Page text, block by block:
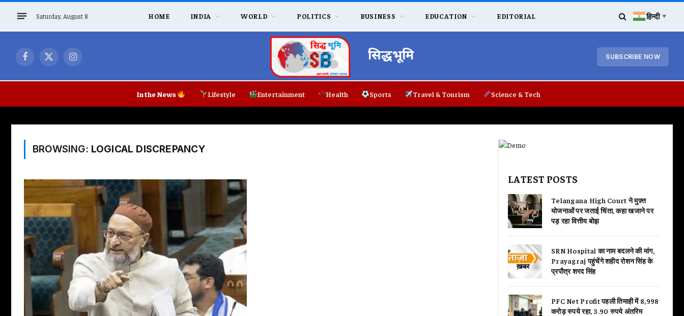
Saturday, August 8 HOME INDIA WORLD POLITICS BUSINESS EDUCATION EDITORIAL हिन्दी ▼
Facebook
X
Instagram सिद्धभूमि SUBSCRIBE NOW
In the News Lifestyle Entertainment Health Sports Travel & Tourism Science & Tech
BROWSING: LOGICAL DISCREPANCY
LATEST POSTS
Telangana High Court ने मुफ़्त
योजनाओं पर जताई चिंता, कहा खजाने पर
पड़ रहा वित्तीय बोझ
SRN Hospital का नाम बदलने की मांग,
Prayagraj पहुंचेंगे शहीद रोशन सिंह के
प्रपौत्र शरद सिंह
PFC Net Profit पहली तिमाही में 8,998
करोड़ रुपये रहा, 3.90 रुपये अंतरिम